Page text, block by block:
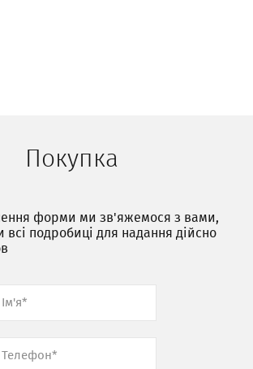
Покупка
форми ми зв'яжемося з вами,
всі подробиці для надання дійсно